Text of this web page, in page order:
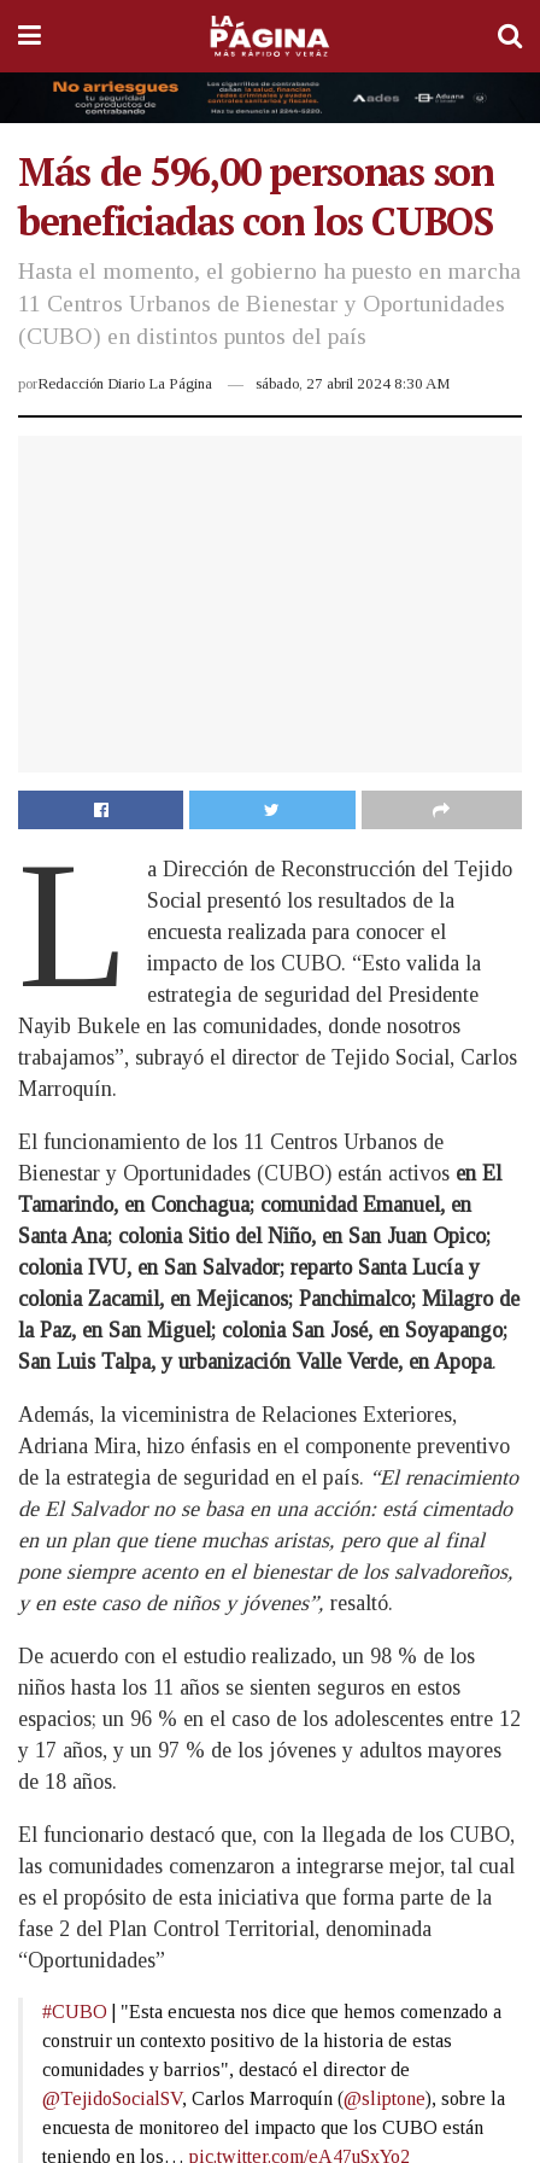
Más de 596,00 personas son
beneficiadas con los CUBOS
Hasta el momento, el gobierno ha puesto en marcha
11 Centros Urbanos de Bienestar y Oportunidades
(CUBO) en distintos puntos del país
porRedacción Diario La Página sábado, 27 abril 2024 8:30 AM
L
a Dirección de Reconstrucción del Tejido
Social presentó los resultados de la
encuesta realizada para conocer el
impacto de los CUBO. “Esto valida la
estrategia de seguridad del Presidente
Nayib Bukele en las comunidades, donde nosotros
trabajamos”, subrayó el director de Tejido Social, Carlos
Marroquín.
El funcionamiento de los 11 Centros Urbanos de
Bienestar y Oportunidades (CUBO) están activos en El
Tamarindo, en Conchagua; comunidad Emanuel, en
Santa Ana; colonia Sitio del Niño, en San Juan Opico;
colonia IVU, en San Salvador; reparto Santa Lucía y
colonia Zacamil, en Mejicanos; Panchimalco; Milagro de
la Paz, en San Miguel; colonia San José, en Soyapango;
San Luis Talpa, y urbanización Valle Verde, en Apopa.
Además, la viceministra de Relaciones Exteriores,
Adriana Mira, hizo énfasis en el componente preventivo
de la estrategia de seguridad en el país. “El renacimiento
de El Salvador no se basa en una acción: está cimentado
en un plan que tiene muchas aristas, pero que al final
pone siempre acento en el bienestar de los salvadoreños,
y en este caso de niños y jóvenes”, resaltó.
De acuerdo con el estudio realizado, un 98 % de los
niños hasta los 11 años se sienten seguros en estos
espacios; un 96 % en el caso de los adolescentes entre 12
y 17 años, y un 97 % de los jóvenes y adultos mayores
de 18 años.
El funcionario destacó que, con la llegada de los CUBO,
las comunidades comenzaron a integrarse mejor, tal cual
es el propósito de esta iniciativa que forma parte de la
fase 2 del Plan Control Territorial, denominada
“Oportunidades”
#CUBO | "Esta encuesta nos dice que hemos comenzado a
construir un contexto positivo de la historia de estas
comunidades y barrios", destacó el director de
@TejidoSocialSV, Carlos Marroquín (@sliptone), sobre la
encuesta de monitoreo del impacto que los CUBO están
teniendo en los… pic.twitter.com/eA47uSxYo2